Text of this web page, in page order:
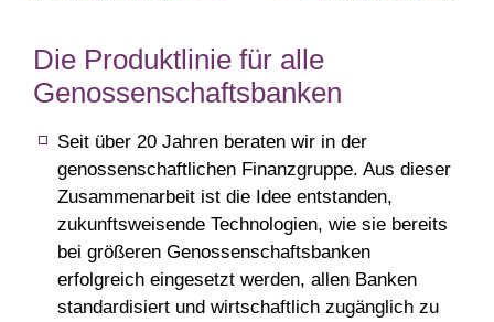
Die Produktlinie für alle
Genossenschaftsbanken
Seit über 20 Jahren beraten wir in der
genossenschaftlichen Finanzgruppe. Aus dieser
Zusammenarbeit ist die Idee entstanden,
zukunftsweisende Technologien, wie sie bereits
bei größeren Genossenschaftsbanken
erfolgreich eingesetzt werden, allen Banken
standardisiert und wirtschaftlich zugänglich zu